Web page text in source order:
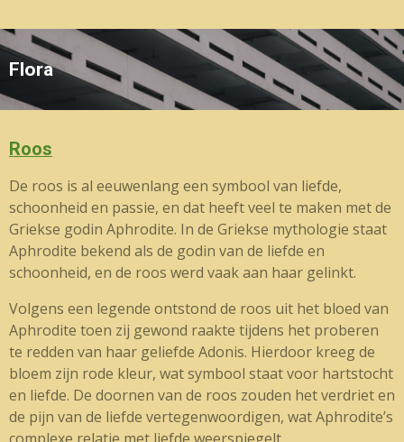
Flora
Roos
De roos is al eeuwenlang een symbool van liefde,
schoonheid en passie, en dat heeft veel te maken met de
Griekse godin Aphrodite. In de Griekse mythologie staat
Aphrodite bekend als de godin van de liefde en
schoonheid, en de roos werd vaak aan haar gelinkt.
Volgens een legende ontstond de roos uit het bloed van
Aphrodite toen zij gewond raakte tijdens het proberen
te redden van haar geliefde Adonis. Hierdoor kreeg de
bloem zijn rode kleur, wat symbool staat voor hartstocht
en liefde. De doornen van de roos zouden het verdriet en
de pijn van de liefde vertegenwoordigen, wat Aphrodite’s